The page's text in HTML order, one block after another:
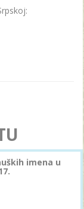
imena u